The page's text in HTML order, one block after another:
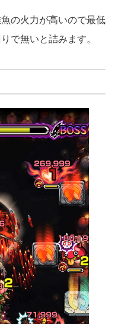
の火力が高いので最低
で無いと詰みます。